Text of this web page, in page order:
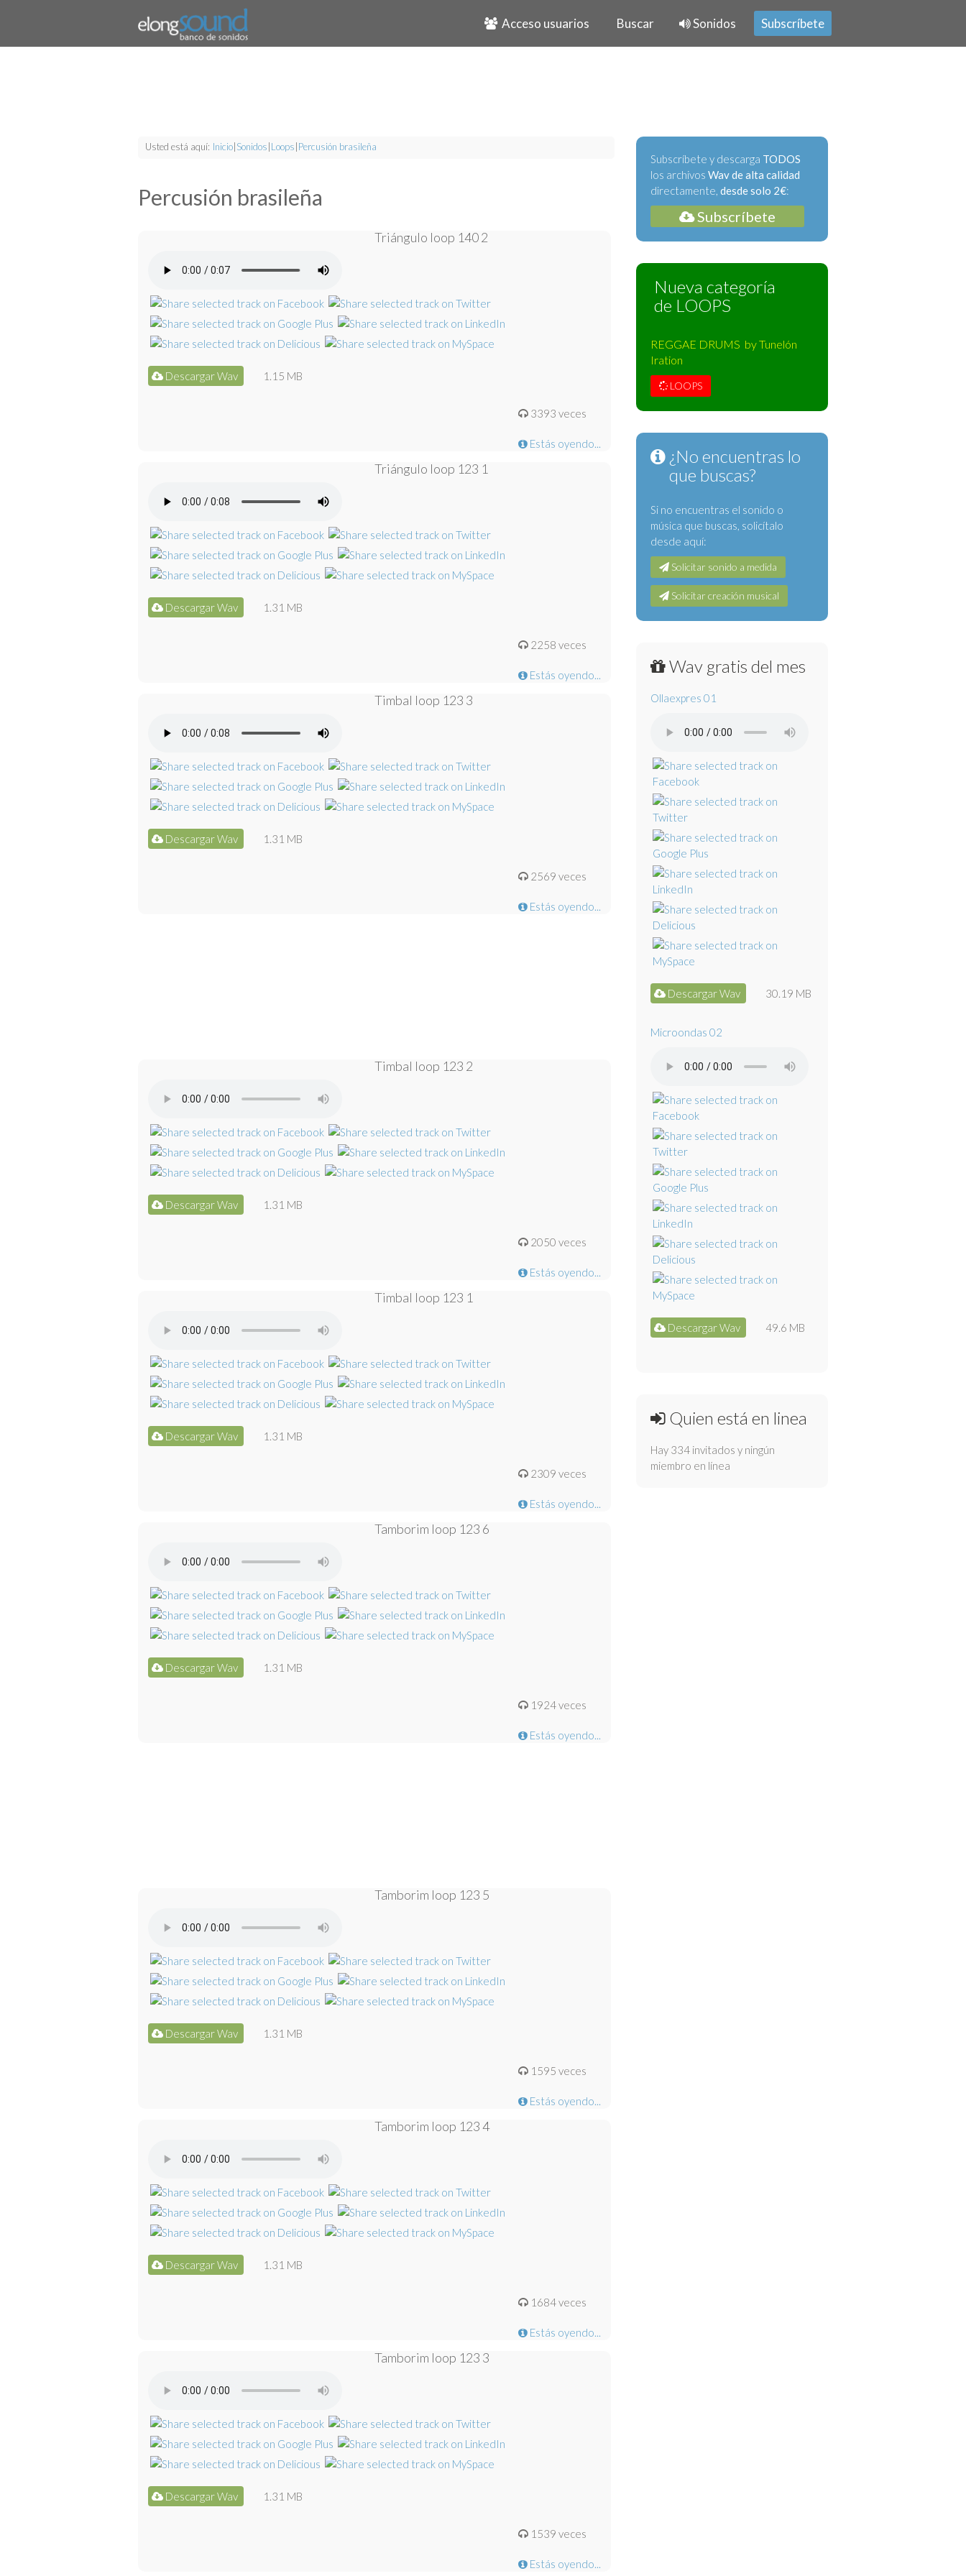
Acceso usuarios Buscar Sonidos Subscríbete
Usted está aquí: Inicio Sonidos Loops Percusión brasileña
Percusión brasileña
Triángulo loop 140 2
Descargar Wav 1.15 MB
3393 veces
Estás oyendo...
Triángulo loop 123 1
Descargar Wav 1.31 MB
2258 veces
Estás oyendo...
Timbal loop 123 3
Descargar Wav 1.31 MB
2569 veces
Estás oyendo...
Timbal loop 123 2
Descargar Wav 1.31 MB
2050 veces
Estás oyendo...
Timbal loop 123 1
Descargar Wav 1.31 MB
2309 veces
Estás oyendo...
Tamborim loop 123 6
Descargar Wav 1.31 MB
1924 veces
Estás oyendo...
Tamborim loop 123 5
Descargar Wav 1.31 MB
1595 veces
Estás oyendo...
Tamborim loop 123 4
Descargar Wav 1.31 MB
1684 veces
Estás oyendo...
Tamborim loop 123 3
Descargar Wav 1.31 MB
1539 veces
Estás oyendo...
Subscríbete y descarga TODOS
los archivos Wav de alta calidad
directamente, desde solo 2€:
Subscríbete
Nueva categoría
de LOOPS
REGGAE DRUMS by Tunelón
Iration
LOOPS
¿No encuentras lo
que buscas?
Si no encuentras el sonido o
música que buscas, solicítalo
desde aquí:
Solicitar sonido a medida
Solicitar creación musical
Wav gratis del mes
Ollaexpres 01
Descargar Wav 30.19 MB
Microondas 02
Descargar Wav 49.6 MB
Quien está en linea
Hay 334 invitados y ningún
miembro en línea